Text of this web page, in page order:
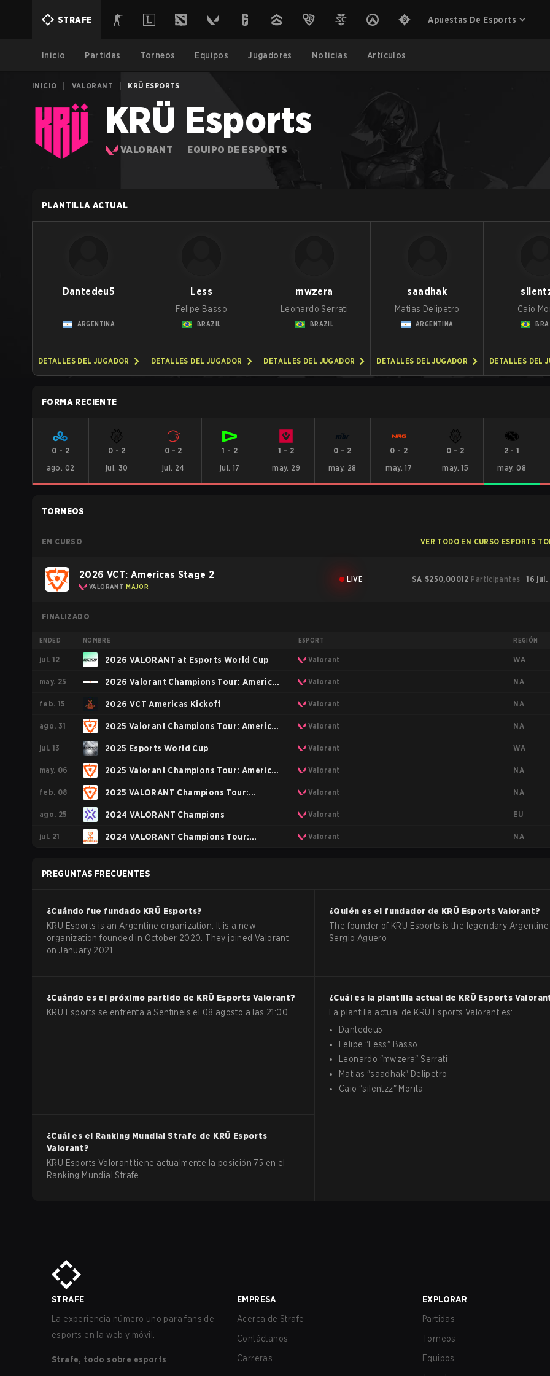
STRAFE Apuestas De Esports
Inicio Partidas Torneos Equipos Jugadores Noticias Artículos
INICIO VALORANT KRÜ ESPORTS
KRÜ Esports
VALORANT EQUIPO DE ESPORTS
PLANTILLA ACTUAL
Dantedeu5
ARGENTINA
DETALLES DEL JUGADOR
Less
Felipe Basso
BRAZIL
DETALLES DEL JUGADOR
mwzera
Leonardo Serrati
BRAZIL
DETALLES DEL JUGADOR
saadhak
Matias Delipetro
ARGENTINA
DETALLES DEL JUGADOR
Caio
DETALLES DEL
FORMA RECIENTE
0 - 2
ago. 02
0 - 2
jul. 30
0 - 2
jul. 24
1 - 2
jul. 17
1 - 2
may. 29
0 - 2
may. 28
0 - 2
may. 17
0 - 2
may. 15
2 -1
may. 08
TORNEOS
EN CURSO VER TODO EN CURSO ESPORTS
2026 VCT: Americas Stage 2
VALORANT MAJOR
LIVE SA $250,00012 Participantes 16
FINALIZADO
ENDED NOMBRE ESPORT REGIÓN
jul. 12 2026 VALORANT at Esports World Cup Valorant WA
may. 25 2026 Valorant Champions Tour: Americas
Stage 1
Valorant NA
feb. 15 2026 VCT Americas Kickoff Valorant NA
ago. 31 2025 Valorant Champions Tour: Americas
Stage 2
Valorant NA
jul. 13 2025 Esports World Cup Valorant WA
may. 06 2025 Valorant Champions Tour: Americas
Stage 1
Valorant NA
feb. 08 2025 VALORANT Champions Tour:
Americas KICK-OFF
Valorant NA
ago. 25 2024 VALORANT Champions Valorant EU
jul. 21 2024 VALORANT Champions Tour: Valorant NA
PREGUNTAS FRECUENTES
¿Cuándo fue fundado KRÜ Esports?
KRÜ Esports is an Argentine organization. It is a new
organization founded in October 2020. They joined Valorant
on January 2021
¿Quién es el fundador de KRÜ Esports Valorant?
The founder of KRU Esports is the legendary
Sergio Agüero
¿Cuándo es el próximo partido de KRÜ Esports Valorant?
KRÜ Esports se enfrenta a Sentinels el 08 agosto a las 21:00.
¿Cuál es la plantilla actual de KRÜ Esports
La plantilla actual de KRÜ Esports Valorant es:
Dantedeu5
Felipe " Less" Basso
Leonardo "mwzera"Serrati
Matias "saadhak" Delipetro
Caio "silentzz" Morita
¿Cuál es el Ranking Mundial Strafe de KRÜ Esports
Valorant?
KRÜ Esports Valorant tiene actualmente la posición 75 en el
Ranking Mundial Strafe.
STRAFE
La experiencia número uno para fans de
esports en la web y móvil.
Strafe, todo sobre esports
EMPRESA
Acerca de Strafe
Contáctanos
Carreras
EXPLORAR
Partidas
Torneos
Equipos